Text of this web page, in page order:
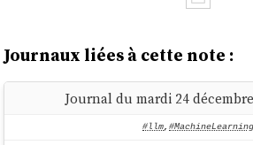
Journaux liées à cette note :
Journal du mardi 24
#llm, #MachineLearning